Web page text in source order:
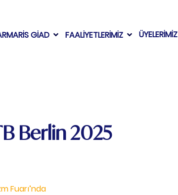
GİAD FAALİYETLERİMİZ ÜYELERİMİZ
Berlin 2025
Fuarı’nda